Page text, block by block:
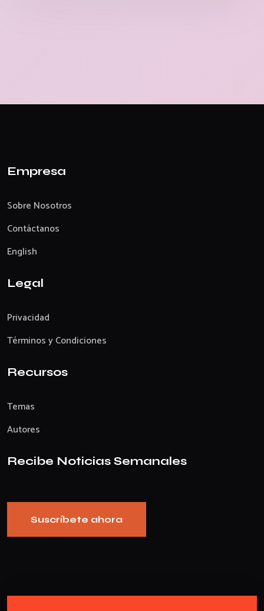
Empresa
Sobre Nosotros
Contáctanos
English
Legal
Privacidad
Términos y Condiciones
Recursos
Temas
Autores
Recibe Noticias Semanales
Suscríbete ahora